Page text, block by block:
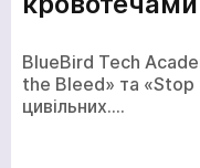
BlueBird Tech
the Bleed» та
цивільних.…